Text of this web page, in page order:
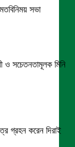
সভা
ও সচেতনতামূলক মিনি
গ্রহন করেন দিরাই